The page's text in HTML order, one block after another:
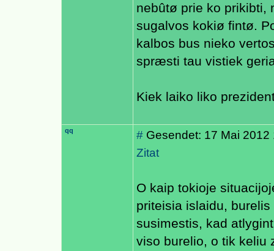
nebûtø prie ko prikibti,
sugalvos kokiø fintø.
kalbos bus nieko
spræsti tau vistiek
Kiek laiko liko
qq # Gesendet: 17 Mai 2012
Zitat
O kaip tokioje
priteisia islaidu,
susimestis, kad
viso burelio, o tik keliu